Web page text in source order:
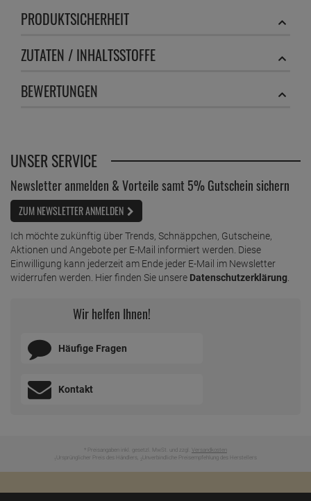
PRODUKTSICHERHEIT
ZUTATEN / INHALTSSTOFFE
BEWERTUNGEN
UNSER SERVICE
Newsletter anmelden & Vorteile samt 5% Gutschein sichern
ZUM NEWSLETTER ANMELDEN
Ich möchte zukünftig über Trends, Schnäppchen, Gutscheine,
Aktionen und Angebote per E-Mail informiert werden. Diese
Einwilligung kann jederzeit am Ende jeder E-Mail im Newsletter
widerrufen werden. Hier finden Sie unsere Datenschutzerklärung
Wir helfen Ihnen!
Häufige Fragen
Kontakt
* Preisangaben inkl. gesetzl. MwSt. und zzgl. Versandkosten
Ursprünglicher Preis des Händlers, Unverbindliche Preisempfehlung des Herstellers